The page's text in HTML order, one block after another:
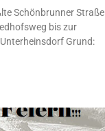
Schönbrunner Straße
bis zur
Grund: